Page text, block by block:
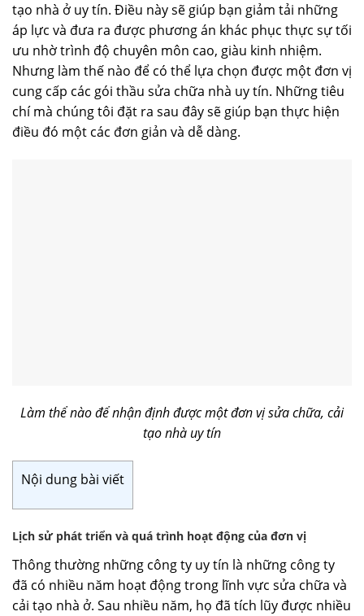
tạo nhà ở uy tín. Điều này sẽ giúp bạn giảm tải những
áp lực và đưa ra được phương án khác phục thực sự tối
ưu nhờ trình độ chuyên môn cao, giàu kinh nhiệm.
Nhưng làm thế nào để có thể lựa chọn được một đơn vị
cung cấp các gói thầu sửa chữa nhà uy tín. Những tiêu
chí mà chúng tôi đặt ra sau đây sẽ giúp bạn thực hiện
điều đó một các đơn giản và dễ dàng.
Làm thể nào để nhận định được một đơn vị sửa chữa, cải
tạo nhà uy tín
Nội dung bài viết
Lịch sử phát triển và quá trình hoạt động của đơn vị
Thông thường những công ty uy tín là những công ty
đã có nhiều năm hoạt động trong lĩnh vực sửa chữa và
cải tạo nhà ở. Sau nhiều năm, họ đã tích lũy được nhiều